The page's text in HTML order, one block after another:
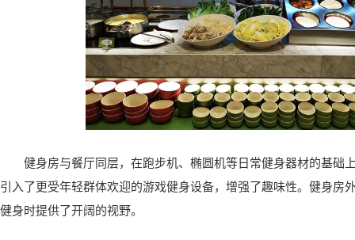
健身房与餐厅同层，在跑步机、椭圆机等日常健身器材的基础
引入了更受年轻群体欢迎的游戏健身设备，增强了趣味性。健身房
健身时提供了开阔的视野。